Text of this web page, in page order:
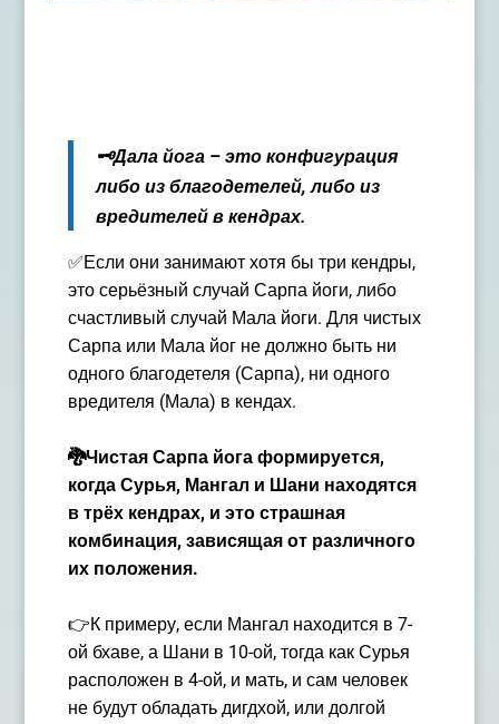
🗝Дала йога – это конфигурация
либо из благодетелей, либо из
вредителей в кендрах.
✅Если они занимают хотя бы три кендры,
это серьёзный случай Сарпа йоги, либо
счастливый случай Мала йоги. Для чистых
Сарпа или Мала йог не должно быть ни
одного благодетеля (Сарпа), ни одного
вредителя (Мала) в кендах.
🐉Чистая Сарпа йога формируется,
когда Сурья, Мангал и Шани находятся
в трёх кендрах, и это страшная
комбинация, зависящая от различного
их положения.
👉К примеру, если Мангал находится в 7-
ой бхаве, а Шани в 10-ой, тогда как Сурья
расположен в 4-ой, и мать, и сам человек
не будут обладать дигдхой, или долгой